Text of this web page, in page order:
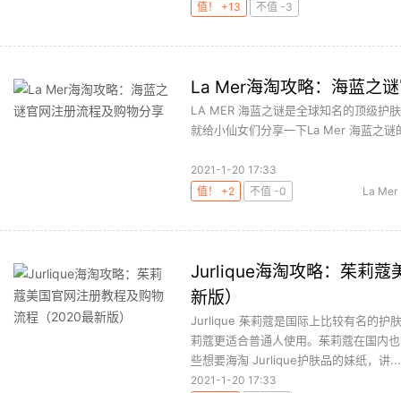
值！ +13
不值 -3
La Mer海淘攻略：海蓝之
LA MER 海蓝之谜是全球知名的顶级护
就给小仙女们分享一下La Mer 海蓝之谜
2021-1-20 17:33
值！ +2
不值 -0 La Mer
Jurlique海淘攻略：茱莉蔻
新版）
Jurlique 茱莉蔻是国际上比较有名的护
莉蔻更适合普通人使用。茱莉蔻在国内
些想要海淘 Jurlique护肤品的妹纸，讲...
2021-1-20 17:33